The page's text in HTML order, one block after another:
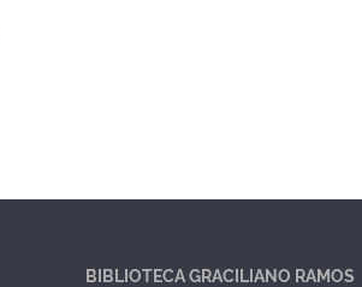
BIBLIOTECA GRACILIANO RAMOS